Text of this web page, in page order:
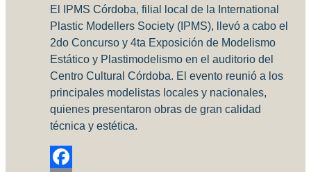
El IPMS Córdoba, filial local de la International
Plastic Modellers Society (IPMS), llevó a cabo el
2do Concurso y 4ta Exposición de Modelismo
Estático y Plastimodelismo en el auditorio del
Centro Cultural Córdoba. El evento reunió a los
principales modelistas locales y nacionales,
quienes presentaron obras de gran calidad
técnica y estética.